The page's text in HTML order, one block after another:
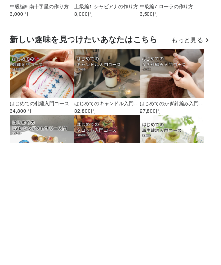
中級編9 南十字星の作り方
3,000円
上級編1 シャビアナの作り方
3,000円
中級編7 ローラの作り方
3,500円
新しい趣味を見つけたいあなたはこちら もっと見る
はじめての刺繍入門コース
34,800円
はじめてのキャンドル入門コ
ース
32,800円
はじめてのかぎ針編み入門コ
ース
27,800円